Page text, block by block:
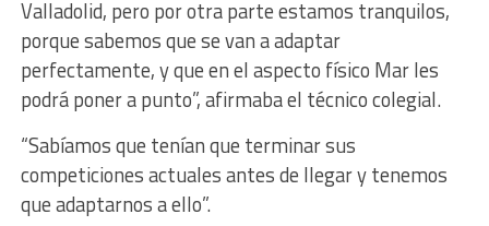
Valladolid, pero por otra parte estamos tranquilos,
porque sabemos que se van a adaptar
perfectamente, y que en el aspecto físico Mar les
podrá poner a punto”, afirmaba el técnico colegial.
“Sabíamos que tenían que terminar sus
competiciones actuales antes de llegar y tenemos
que adaptarnos a ello”.